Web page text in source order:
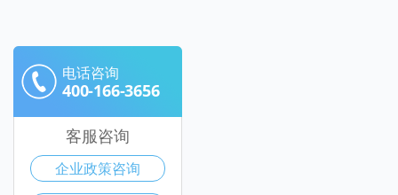
电话咨询
400-166-3656
客服咨询
企业政策咨询